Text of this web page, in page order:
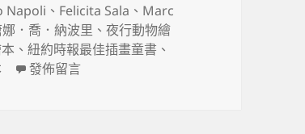
Napoli 、 Felicita Sala 、 Marc
．喬．納波里 、夜行動物繪
、紐約時報最佳插畫童書 、
在〈語言學教授 Donna Jo Napoli 的兩本美麗
發佈留言